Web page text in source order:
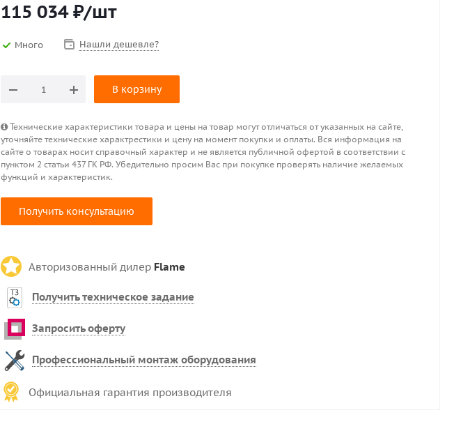
115 034₽/шт
Много Нашли дешевле?
В корзину
Технические характеристики товара и цены на товар могут отличаться от указанных на сайте,
уточняйте технические характрестики и цену на момент покупки и оплаты. Вся информация на
сайте о товарах носит справочный характер и не является публичной офертой в соответствии с
пунктом 2 статьи 437 ГК РФ. Убедительно просим Вас при покупке проверять наличие желаемых
функций и характеристик.
Получить консультацию
Авторизованный дилер Flame
Получить техническое задание
Запросить оферту
Профессиональный монтаж оборудования
Официальная гарантия производителя